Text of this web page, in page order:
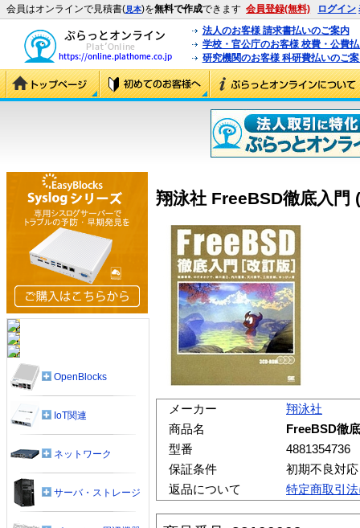
会員はオンラインで見積書(見本)を無料で作成できます 会員登録(無料) ログイン
法人のお客様 請求書払いのご案内
学校・官公庁のお客様 校費・公費
研究機関のお客様 科研費払いのご
翔泳社 FreeBSD徹底入門
メーカー
翔泳社
商品名
FreeBSD徹
型番
4881354736
保証条件
初期不良対
返品について
特定商取引
OpenBlocks
IoT関連
ネットワーク
サーバ・ストレージ